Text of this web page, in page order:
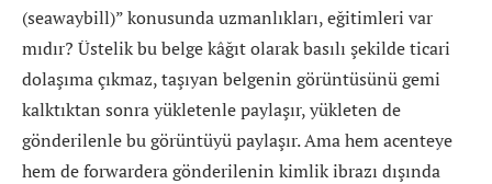
(seawaybill)” konusunda uzmanlıkları, eğitimleri var
mıdır? Üstelik bu belge kâğıt olarak basılı şekilde ticari
dolaşıma çıkmaz, taşıyan belgenin görüntüsünü gemi
kalktıktan sonra yükletenle paylaşır, yükleten de
gönderilenle bu görüntüyü paylaşır. Ama hem acenteye
hem de forwardera gönderilenin kimlik ibrazı dışında